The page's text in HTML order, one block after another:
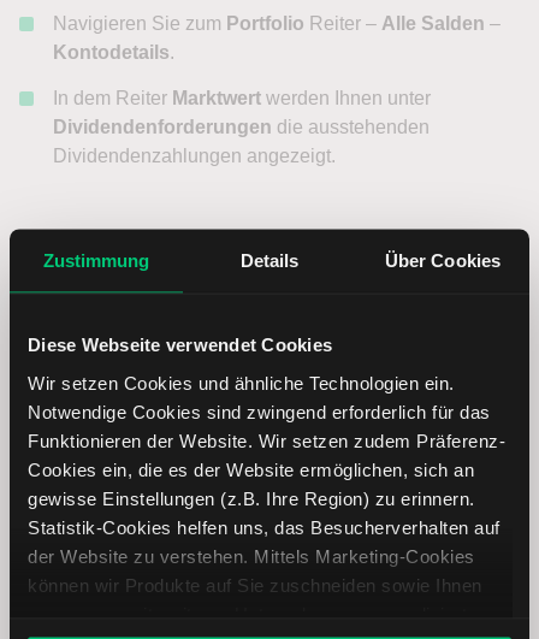
Zustimmung Details Über Cookies
Diese Webseite verwendet Cookies
Wir setzen Cookies und ähnliche Technologien ein.
Notwendige Cookies sind zwingend erforderlich für das
Funktionieren der Website. Wir setzen zudem Präferenz-
Cookies ein, die es der Website ermöglichen, sich an
gewisse Einstellungen (z.B. Ihre Region) zu erinnern.
Statistik-Cookies helfen uns, das Besucherverhalten auf
der Website zu verstehen. Mittels Marketing-Cookies
können wir Produkte auf Sie zuschneiden sowie Ihnen
Navigieren Sie zum Portfolio Reiter – Alle Salden –
Kontodetails.
In dem Reiter Marktwert werden Ihnen unter
Dividendenforderungen die ausstehenden
Dividendenzahlungen angezeigt.
Client Portal
Erstellen Sie einen Depotauszug im Client Portal, um
Dividendenforderungen sowie Kapitalmaßnahmen
einsehen zu können. Unsere Anleitung zum Erstellen
eines Depotauszuges sowie detaillierte Informationen über
die einzelnen Rubriken finden Siehier.
Für die Teilnahme an den Kapitalmaßnahmen und für das
Ausüben von Bezugsrechten rufen Sie denCorporate
Action Managerim Client Portal auf. Weitere
Informationen dazu finden Sie hier